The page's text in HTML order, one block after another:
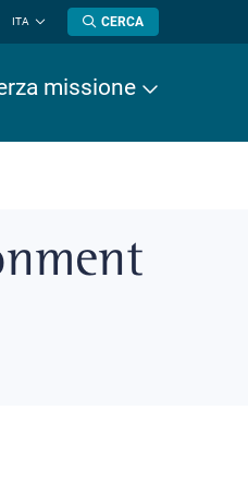
ITA
lingua
CERCA
missione